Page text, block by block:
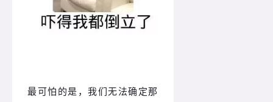
最可怕的是，我们无法确定那